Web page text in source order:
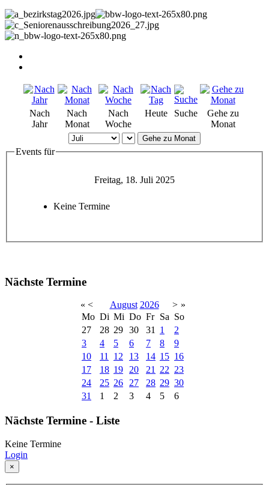
Nach
Jahr
Nach
Monat
Nach
Woche
Heute Suche
Gehe zu
Monat
Gehe zu Monat
Events für
Freitag, 18. Juli 2025
Keine Termine
Nächste Termine
« < August 2026 > »
Mo Di Mi Do Fr Sa So
27
28 29 30 31 1
2
3
4 5 6 7 8
9
10
11 12 13 14 15 16
17
18 19 20 21 22 23
24
25 26 27 28 29 30
31
1 2 3 4 5 6
Nächste Termine - Liste
Keine Termine
Login
×